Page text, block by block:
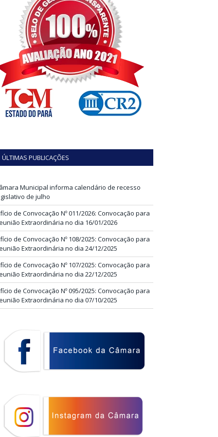
ÚLTIMAS PUBLICAÇÕES
Municipal informa calendário de recesso
de julho
de Convocação Nº 011/2026: Convocação para
Extraordinária no dia 16/01/2026
de Convocação Nº 108/2025: Convocação para
Extraordinária no dia 24/12/2025
de Convocação Nº 107/2025: Convocação para
Extraordinária no dia 22/12/2025
de Convocação Nº 095/2025: Convocação para
Extraordinária no dia 07/10/2025